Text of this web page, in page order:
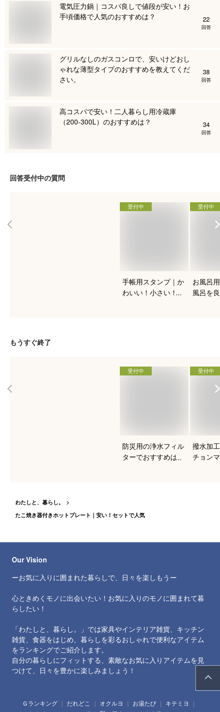
電気圧力鍋｜コスパ良しで値段が安い！お
手頃価格で人気のおすすめは？
22
回答
グリルなしのガスコンロで、安いけどおし
ゃれな薄型タイプのおすすめを教えてくだ
さい。
38
回答
高コスパで安い！二人暮らし用冷蔵庫
（200-300L）のおすすめは？
34
回答
回答受付中の質問
受付中
手帳用スタンプ｜か
わいい！小さい！ス
受付中
お風呂
風呂を
もうすぐ終了
受付中
防災用の浄水フィル
ターでおすすめは？
受付中
撥水加
チョン
わたしと、暮らし。
たこ焼き器付きホットプレート｜安い！セットで人気
Our Vision
ーお気に入りに囲まれた暮らしで、日々を楽しもうー
心ときめくモノに出会いたい！お気に入りのモノに囲まれて暮
らしたい！
「わたしと、暮らし。」では家具やインテリア雑貨、キッチン
雑貨、食器をはじめ、暮らしを彩るおしゃれで便利なアイテム
をランキングでご紹介します。
自分の暮らしにフィットする、素敵なお気に入りアイテムを見
つけて、日々を豊かに楽しみましょう！
Ｇランキング だれどこ オクルヨ お湯たび
キテミヨ